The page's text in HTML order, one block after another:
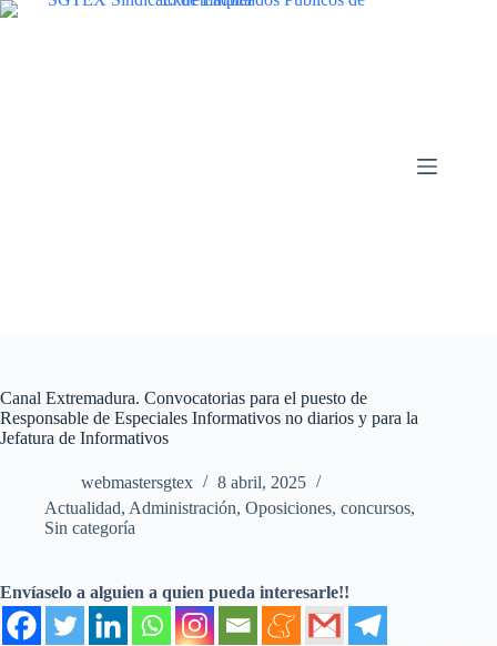
Saltar
Canal Extremadura. Convocatorias para el puesto de
Responsable de Especiales Informativos no diarios y para la
Jefatura de Informativos
webmastersgtex
8 abril, 2025
Actualidad, Administración, Oposiciones, concursos,
Sin categoría
Envíaselo a alguien a quien pueda interesarle!!